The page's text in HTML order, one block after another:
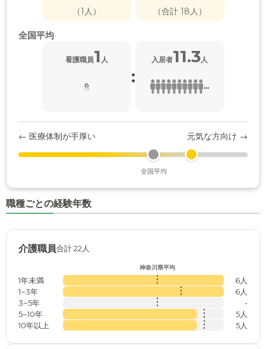
（1人） （合計 18人）
全国平均
看護職員1 人
:
入居者11.3 人
...
← 医療体制が手厚い 元気な方向け →
全国平均
職種ごとの経験年数
介護職員合計 22人
神奈川県平均
1年未満
6人
1~3年
6人
3~5年
-
5~10年
5人
10年以上
5人